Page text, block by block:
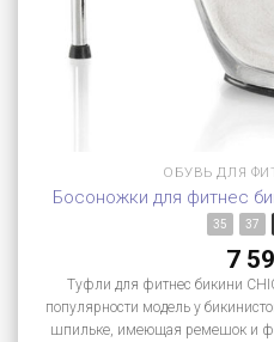
ОБУВЬ ДЛЯ
Босоножки для фитнес
35 37
7
Туфли для фитнес бикини
популярности модель у
шпильке, имеющая ремешок и